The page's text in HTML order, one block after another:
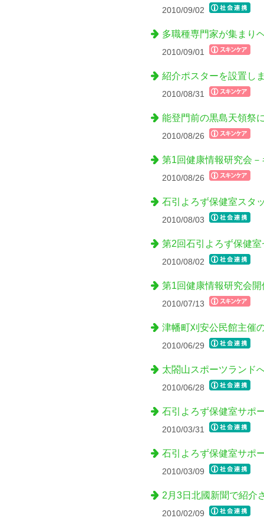
2010/09/02
多職種専門家が集まり
2010/09/01
紹介ポスターを設置し
2010/08/31
能登門前の黒島天領祭
2010/08/26
第1回健康情報研究会
2010/08/26
石引よろず保健室スタ
2010/08/03
第2回石引よろず保健
2010/08/02
第1回健康情報研究会
2010/07/13
津幡町刈安公民館主催
2010/06/29
太閤山スポーツランド
2010/06/28
石引よろず保健室サポ
2010/03/31
石引よろず保健室サポ
2010/03/09
2月3日北國新聞で紹介
2010/02/09